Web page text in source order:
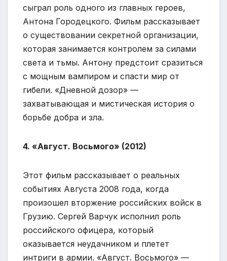
сыграл роль одного из главных героев,
Антона Городецкого. Фильм рассказывает
о существовании секретной организации,
которая занимается контролем за силами
света и тьмы. Антону предстоит сразиться
с мощным вампиром и спасти мир от
гибели. «Дневной дозор» —
захватывающая и мистическая история о
борьбе добра и зла.
4. «Август. Восьмого» (2012)
Этот фильм рассказывает о реальных
событиях Августа 2008 года, когда
произошел вторжение российских войск в
Грузию. Сергей Варчук исполнил роль
российского офицера, который
оказывается неудачником и плетет
интриги в армии. «Август. Восьмого» —